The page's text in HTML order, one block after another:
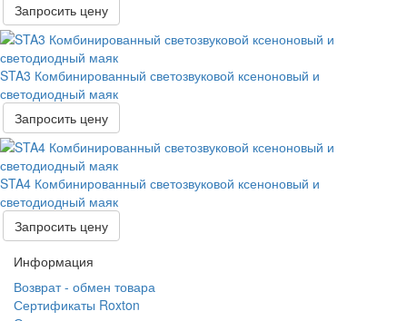
Запросить цену
STA3 Комбинированный светозвуковой ксеноновый и
светодиодный маяк
Запросить цену
STA4 Комбинированный светозвуковой ксеноновый и
светодиодный маяк
Запросить цену
Информация
Возврат - обмен товара
Сертификаты Roxton